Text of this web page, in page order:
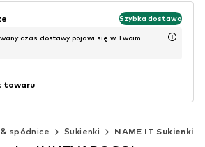
Szybka dostawa
czas dostawy pojawi się w Twoim
towaru
spódnice Sukienki NAME IT Sukienki